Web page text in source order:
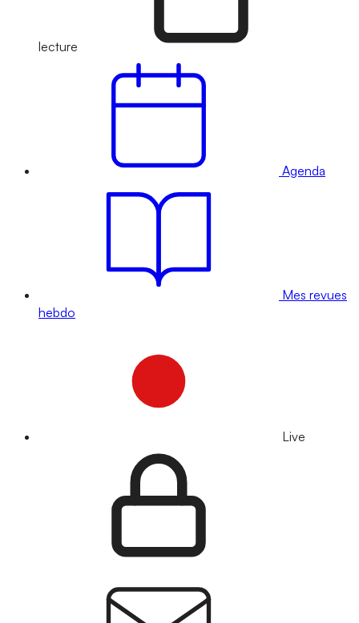
lecture
Agenda
Mes revues
hebdo
Live